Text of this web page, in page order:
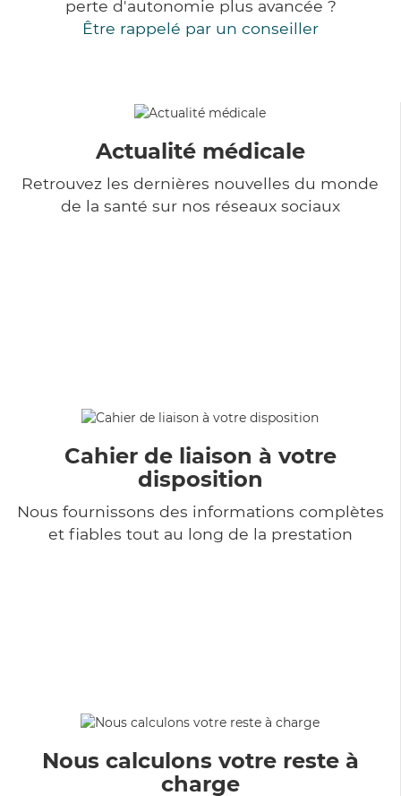
perte d'autonomie plus avancée ?
Être rappelé par un conseiller
Actualité médicale
Retrouvez les dernières nouvelles du monde
de la santé sur nos réseaux sociaux
Cahier de liaison à votre
disposition
Nous fournissons des informations complètes
et fiables tout au long de la prestation
Nous calculons votre reste à
charge